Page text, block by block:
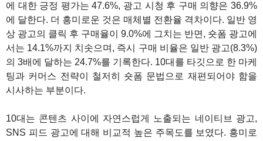
에 대한 긍정 평가는 47.6%, 광고 시청 후 구매 의향은 36.9%
에 달한다. 더 흥미로운 것은 매체별 전환율 격차이다. 일반 영
상 광고의 클릭 후 구매율이 9.0%에 그치는 반면, 숏폼 광고에
서는 14.1%까지 치솟으며, 즉시 구매 비율은 일반 광고(8.3%)
의 3배에 달하는 24.7%를 기록한다. 10대를 타깃으로 한 마케
팅과 커머스 전략이 철저히 숏폼 문법으로 재편되어야 함을
시사하는 부분이다.
10대는 콘텐츠 사이에 자연스럽게 노출되는 네이티브 광고,
SNS 피드 광고에 대해 비교적 높은 주목도를 보였다. 흥미로